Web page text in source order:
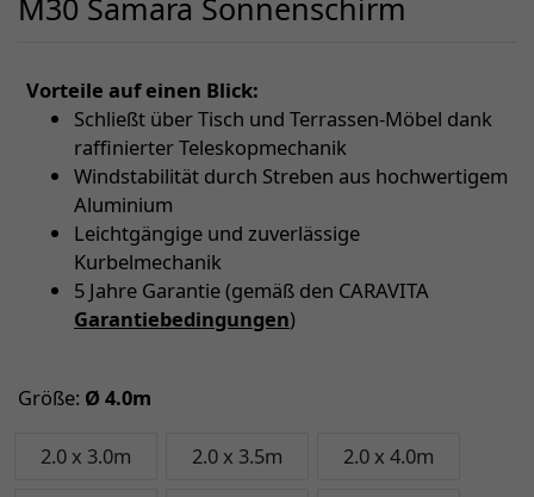
Vorteile auf einen Blick:
Schließt über Tisch und Terrassen-Möbel dank
raffinierter Teleskopmechanik
Windstabilität durch Streben aus hochwertigem
Aluminium
Leichtgängige und zuverlässige
Kurbelmechanik
5 Jahre Garantie (gemäß den CARAVITA
Garantiebedingungen)
Größe: Ø 4.0m
2.0 x 3.0m 2.0 x 3.5m 2.0 x 4.0m